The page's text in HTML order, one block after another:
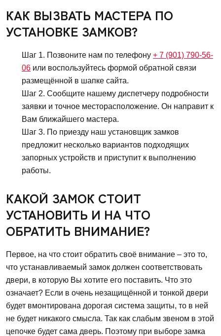
КАК ВЫЗВАТЬ МАСТЕРА ПО
УСТАНОВКЕ ЗАМКОВ?
Шаг 1. Позвоните нам по телефону + 7 (901) 790-56-
06 или воспользуйтесь формой обратной связи
размещённой в шапке сайта.
Шаг 2. Сообщите нашему диспетчеру подробности
заявки и точное месторасположение. Он направит к
Вам ближайшего мастера.
Шаг 3. По приезду наш установщик замков
предложит несколько вариантов подходящих
запорных устройств и приступит к выполнению
работы.
КАКОЙ ЗАМОК СТОИТ
УСТАНОВИТЬ И НА ЧТО
ОБРАТИТЬ ВНИМАНИЕ?
Первое, на что стоит обратить своё внимание – это то,
что устанавливаемый замок должен соответствовать
двери, в которую Вы хотите его поставить. Что это
означает? Если в очень незащищённой и тонкой двери
будет вмонтирована дорогая система защиты, то в ней
не будет никакого смысла. Так как слабым звеном в этой
цепочке будет сама дверь. Поэтому при выборе замка